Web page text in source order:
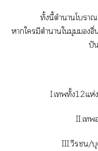
ทั้งนี้ตำาโา
าใมีตำาใมุม
ปั
I.เทั้ง12แห่
II.เ
III.วีรชน/